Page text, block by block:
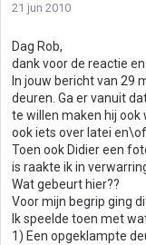
21 jun 2010
Dag Rob,
dank voor de reactie
In jouw bericht van 29
deuren. Ga er vanuit
te willen maken hij ook
ook iets over latei
Toen ook Didier een
is raakte ik in
Wat gebeurt hier??
Voor mijn begrip ging
Ik speelde toen met
1) Een opgeklampte